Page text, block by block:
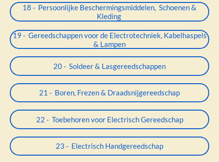
18 - Persoonlijke Beschermingsmiddelen, Schoenen &
Kleding
19 - Gereedschappen voor de Electrotechniek, Kabelhaspels
& Lampen
20 - Soldeer & Lasgereedschappen
21 - Boren, Frezen & Draadsnijgereedschap
22 - Toebehoren voor Electrisch Gereedschap
23 - Electrisch Handgereedschap